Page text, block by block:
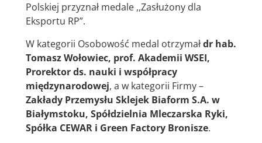
Polskiej przyznał medale ,,Zasłużony dla
Eksportu RP”.
W kategorii Osobowość medal otrzymałdr hab.
Tomasz Wołowiec, prof. Akademii WSEI,
Prorektor ds. nauki i współpracy
międzynarodowej, a w kategorii Firmy –
Zakłady Przemysłu Sklejek Biaform S.A. w
Białymstoku, Spółdzielnia Mleczarska Ryki,
Spółka CEWAR i Green Factory Bronisze.